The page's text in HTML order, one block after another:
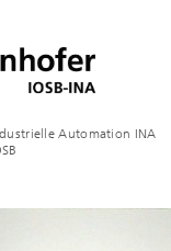
Automation INA